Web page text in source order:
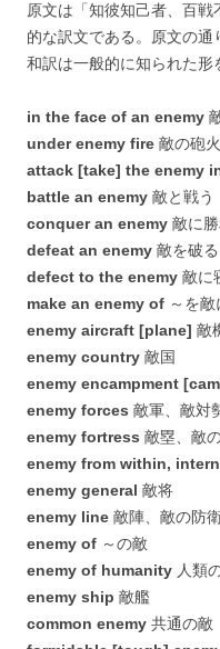
原文は「知彼知己者、百
的な訳文である。原文の通
和訳は一般的に知られた形
in the face of an enemy
under enemy fire 敵の砲
attack [take] the enemy
battle an enemy 敵と戦う
conquer an enemy 敵に
defeat an enemy 敵を破る
defect to the enemy 敵に
make an enemy of ～を
enemy aircraft [plane] 敵
enemy country 敵国
enemy encampment
enemy forces 敵軍、敵対
enemy fortress 敵塁、敵
enemy from within,
enemy general 敵将
enemy line 敵陣、敵の防
enemy of ～の敵
enemy of humanity 人類
enemy ship 敵艦
common enemy 共通の敵